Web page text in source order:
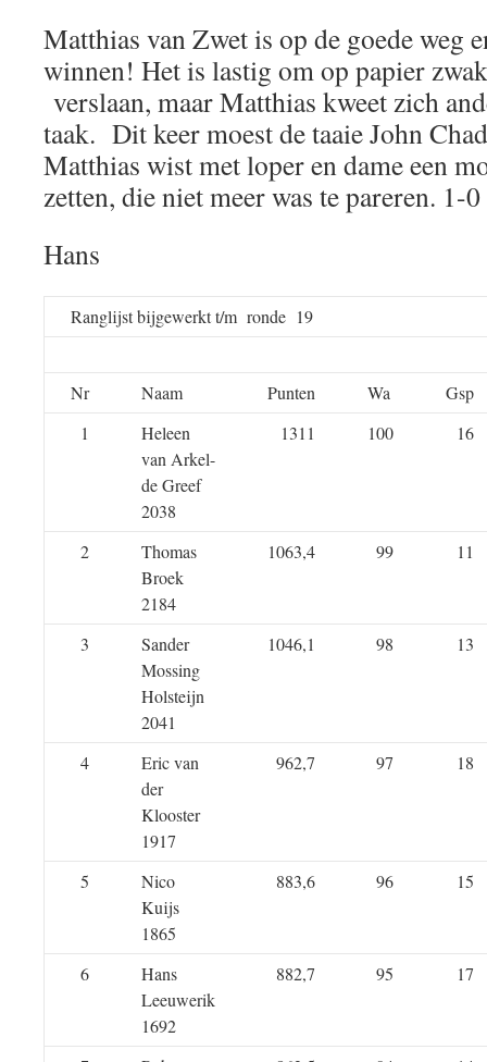
Matthias van Zwet is op de goede weg
winnen! Het is lastig om op papier
verslaan, maar Matthias kweet zich
taak. Dit keer moest de taaie John
Matthias wist met loper en dame een
zetten, die niet meer was te pareren. 1-
Hans
Ranglijst bijgewerkt t/m ronde 19
Nr Naam Punten Wa
Gsp
1
Heleen
van Arkel-
de Greef
2038
1311 100 16
2
Thomas
Broek
2184
1063,4 99 11
3
Sander
Mossing
Holsteijn
2041
1046,1 98 13
4
Eric van
der
Klooster
1917
962,7 97 18
5
Nico
Kuijs
1865
883,6 96 15
6
Hans
Leeuwerik
1692
882,7 95 17